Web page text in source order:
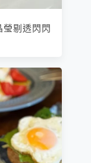
剔透閃閃